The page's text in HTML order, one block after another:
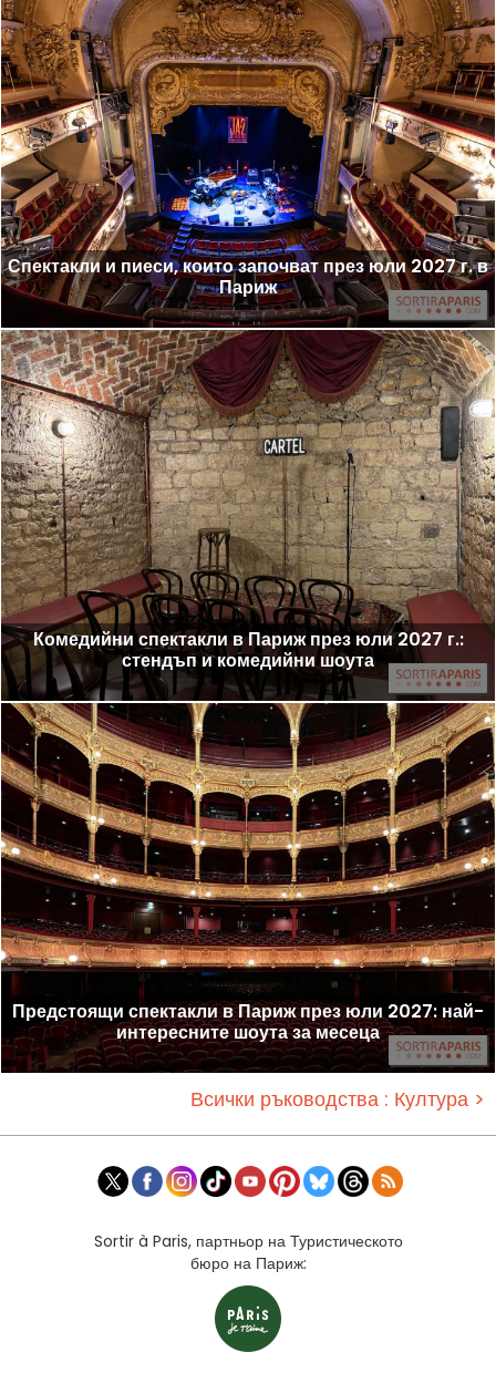
Спектакли и пиеси, които започват през юли 2027 г. в
Париж
Комедийни спектакли в Париж през юли 2027 г.:
стендъп и комедийни шоута
Предстоящи спектакли в Париж през юли 2027: най-
интересните шоута за месеца
Всички ръководства : Култура >
Sortir à Paris, партньор на Туристическото
бюро на Париж: